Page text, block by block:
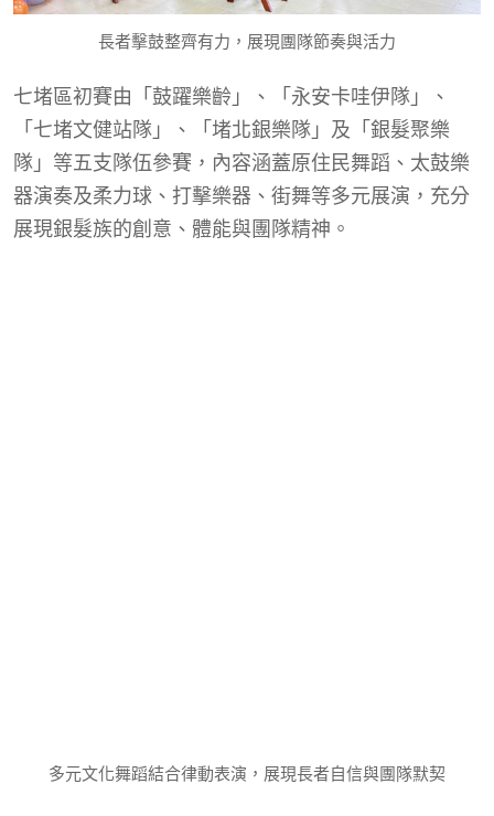
長者擊鼓整齊有力，展現團隊節奏與活力
七堵區初賽由「鼓躍樂齡」、「永安卡哇伊隊」、
「七堵文健站隊」、「堵北銀樂隊」及「銀髮聚樂
隊」等五支隊伍參賽，內容涵蓋原住民舞蹈、太鼓樂
器演奏及柔力球、打擊樂器、街舞等多元展演，充分
展現銀髮族的創意、體能與團隊精神。
多元文化舞蹈結合律動表演，展現長者自信與團隊默契